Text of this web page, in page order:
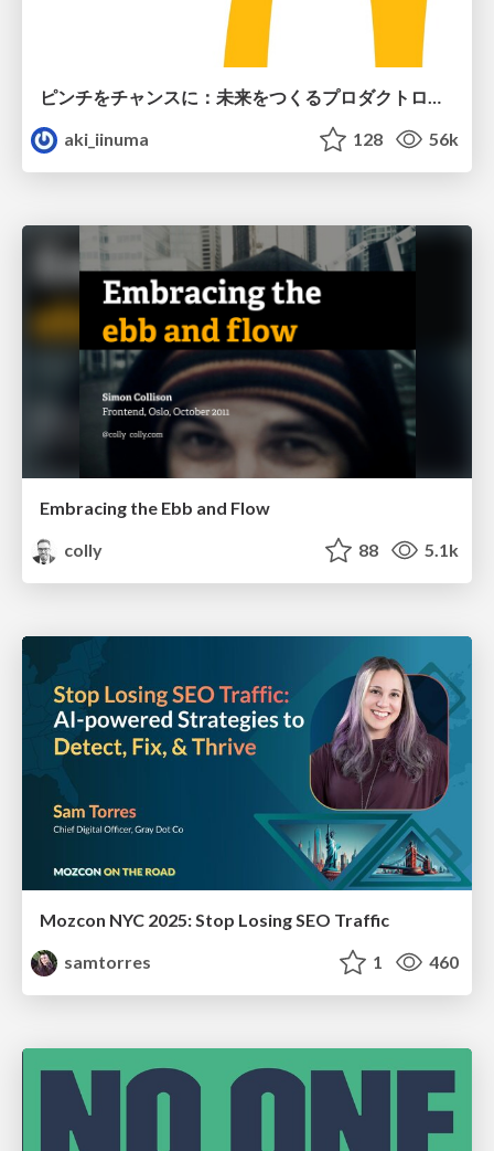
ピンチをチャンスに：未来をつくるプロダクトロードマップ #pmconf2020
aki_iinuma
128 56k
Embracing the Ebb and Flow
colly
88 5.1k
Mozcon NYC 2025: Stop Losing SEO Traffic
samtorres
1 460